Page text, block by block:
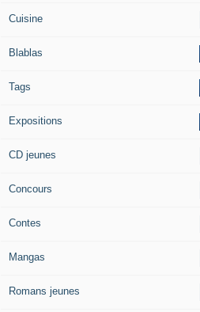
Cuisine
Blablas
Tags
Expositions
CD jeunes
Concours
Contes
Mangas
Romans jeunes